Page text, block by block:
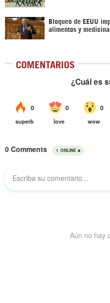
Bloqueo de EEUU
alimentos y
COMENTARIOS